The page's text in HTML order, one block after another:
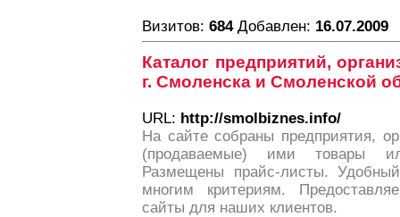
Визитов: 684Добавлен: 16.07.2009
Каталог предприятий,
г. Смоленска и Смоленской
URL: http://smolbiznes.info/
На сайте собраны предприятия,
(продаваемые) ими товары
Размещены прайс-листы.
многим критериям.
сайты для наших клиентов.